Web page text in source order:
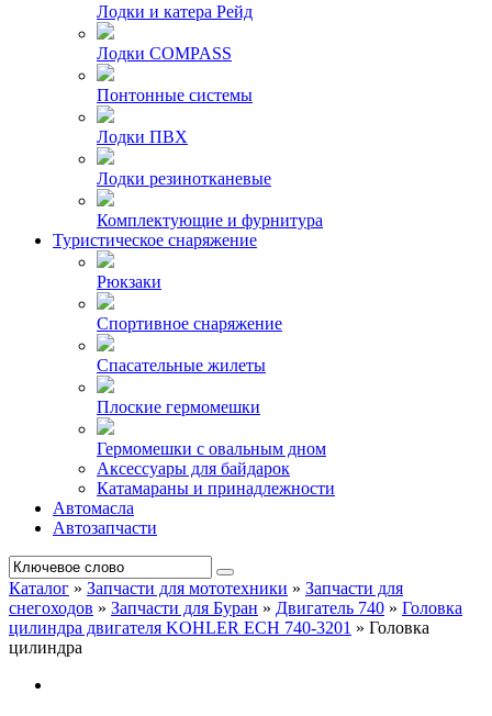
Лодки и катера Рейд
Лодки COMPASS
Понтонные системы
Лодки ПВХ
Лодки резинотканевые
Комплектующие и фурнитура
Туристическое снаряжение
Рюкзаки
Спортивное снаряжение
Спасательные жилеты
Плоские гермомешки
Гермомешки с овальным дном
Аксессуары для байдарок
Катамараны и принадлежности
Автомасла
Автозапчасти
Каталог » Запчасти для мототехники » Запчасти для
снегоходов » Запчасти для Буран » Двигатель 740 » Головка
цилиндра двигателя KOHLER ЕCH 740-3201 » Головка
цилиндра